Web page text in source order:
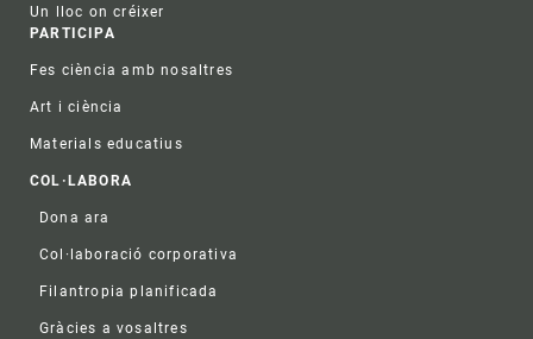
Un lloc on créixer
PARTICIPA
Fes ciència amb nosaltres
Art i ciència
Materials educatius
COL·LABORA
Dona ara
Col·laboració corporativa
Filantropia planificada
Gràcies a vosaltres